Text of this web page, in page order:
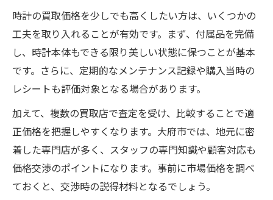
時計の買取価格を少しでも高くしたい方は、いくつかの
工夫を取り入れることが有効です。まず、付属品を完備
し、時計本体もできる限り美しい状態に保つことが基本
です。さらに、定期的なメンテナンス記録や購入当時の
レシートも評価対象となる場合があります。
加えて、複数の買取店で査定を受け、比較することで適
正価格を把握しやすくなります。大府市では、地元に密
着した専門店が多く、スタッフの専門知識や顧客対応も
価格交渉のポイントになります。事前に市場価格を調べ
ておくと、交渉時の説得材料となるでしょう。